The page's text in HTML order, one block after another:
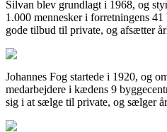
Silvan blev grundlagt i 1968, og
1.000 mennesker i forretningens
gode tilbud til private, og afsætter
Johannes Fog startede i 1920, og
medarbejdere i kædens 9
sig i at sælge til private, og sælger